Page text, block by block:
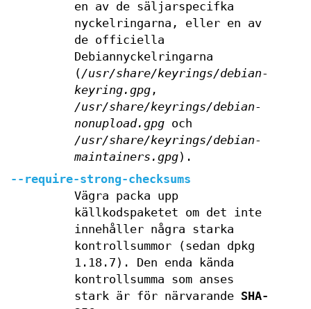
en av de säljarspecifka
nyckelringarna, eller en av
de officiella
Debiannyckelringarna
(/usr/share/keyrings/debian-
keyring.gpg,
/usr/share/keyrings/debian-
nonupload.gpgoch
/usr/share/keyrings/debian-
maintainers.gpg).
--require-strong-checksums
Vägra packa upp
källkodspaketet om det inte
innehåller några starka
kontrollsummor (sedan dpkg
1.18.7). Den enda kända
kontrollsumma som anses
stark är för närvarande SHA-